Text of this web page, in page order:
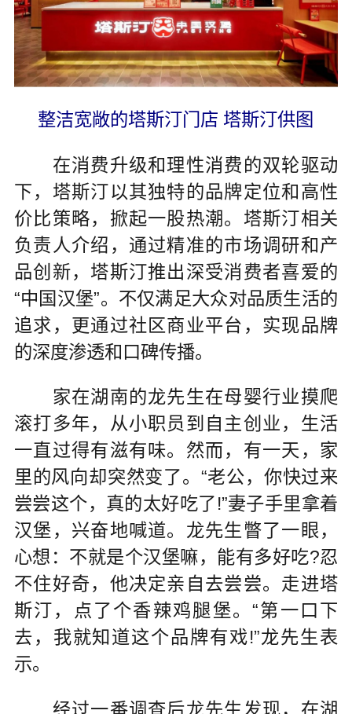
整洁宽敞的塔斯汀门店 塔斯汀供图
在消费升级和理性消费的双轮驱动
下，塔斯汀以其独特的品牌定位和高性
价比策略，掀起一股热潮。塔斯汀相关
负责人介绍，通过精准的市场调研和产
品创新，塔斯汀推出深受消费者喜爱的
“中国汉堡”。不仅满足大众对品质生活的
追求，更通过社区商业平台，实现品牌
的深度渗透和口碑传播。
家在湖南的龙先生在母婴行业摸爬
滚打多年，从小职员到自主创业，生活
一直过得有滋有味。然而，有一天，家
里的风向却突然变了。“老公，你快过来
尝尝这个，真的太好吃了!”妻子手里拿着
汉堡，兴奋地喊道。龙先生瞥了一眼，
心想：不就是个汉堡嘛，能有多好吃?忍
不住好奇，他决定亲自去尝尝。走进塔
斯汀，点了个香辣鸡腿堡。“第一口下
去，我就知道这个品牌有戏!”龙先生表
示。
经过一番调查后龙先生发现，在湖